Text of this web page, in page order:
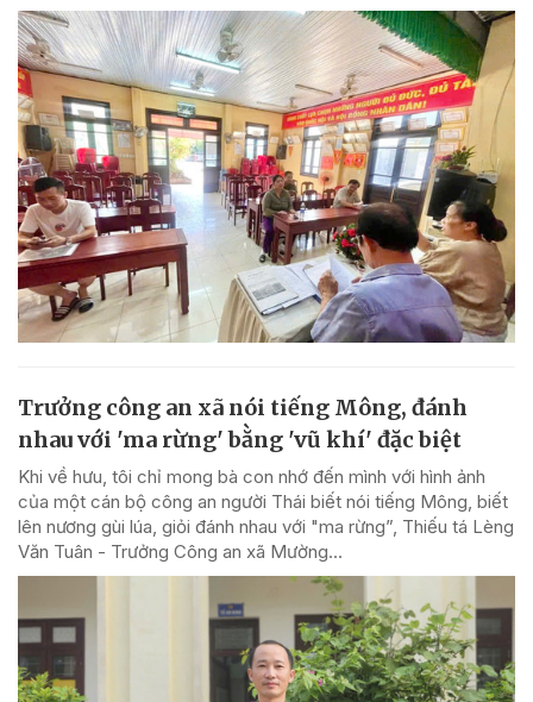
Trưởng công an xã nói tiếng Mông, đánh
nhau với 'ma rừng' bằng 'vũ khí' đặc biệt
Khi về hưu, tôi chỉ mong bà con nhớ đến mình với hình ảnh
của một cán bộ công an người Thái biết nói tiếng Mông, biết
lên nương gùi lúa, giỏi đánh nhau với "ma rừng”, Thiếu tá Lèng
Văn Tuân - Trưởng Công an xã Mường...